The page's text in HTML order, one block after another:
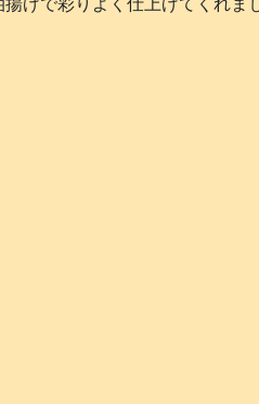
げで彩りよく仕上げてくれま